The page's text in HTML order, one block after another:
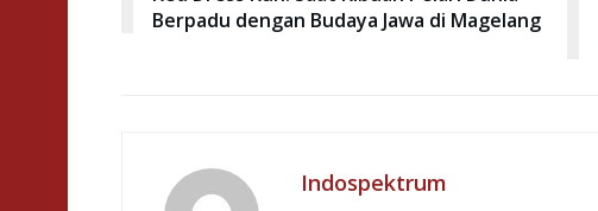
Berpadu dengan Budaya Jawa di Magelang
Indospektrum